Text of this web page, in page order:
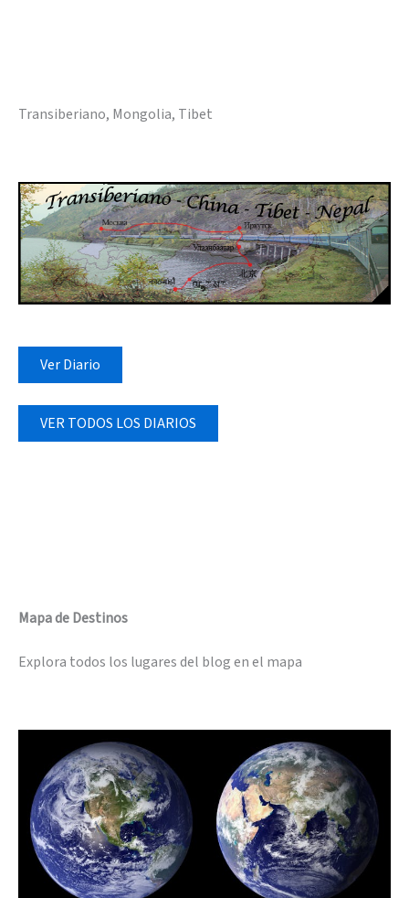
Transiberiano, Mongolia, Tibet
Ver Diario
VER TODOS LOS DIARIOS
Mapa de Destinos
Explora todos los lugares del blog en el mapa